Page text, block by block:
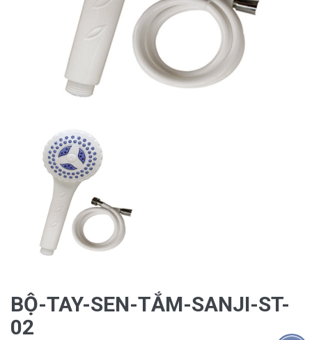
BỘ-TAY-SEN-TẮM-SANJI-ST-
02